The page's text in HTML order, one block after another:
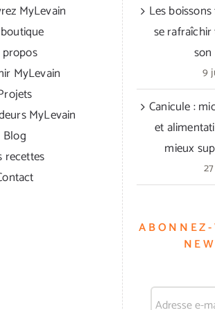
MyLevain
MyLevain
MyLevain
Blog
recettes
Les
se
9
Canicule :
et
mieux